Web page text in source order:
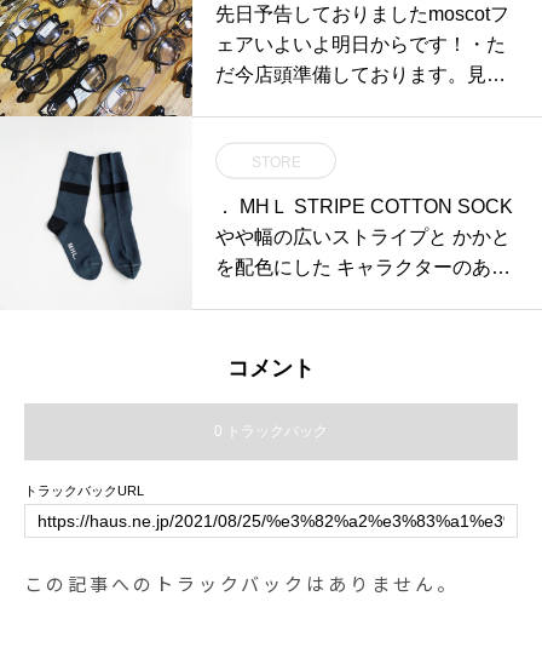
先日予告しておりましたmoscotフ
ェアいよいよ明日からです！・た
だ今店頭準備しております。見応
ズ共に圧巻の品揃え。・12/1から
の値上り前に是非ご覧くださ
い！・#haus_matsue #moscot#モ
スコット#lemtosh#レムトッシュ#
まで
STORE
． MHＬ STRIPE COTTON SOCK
やや幅の広いストライプと かかと
を配色にした キャラクターのある
コメント
0 トラックバック
トラックバックURL
この記事へのトラックバックはありません。